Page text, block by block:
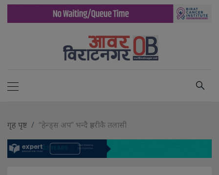
गृह पृष्ट “हेन्ड्स अप” भन्दै प्रहरीकै तलासी